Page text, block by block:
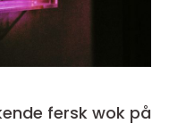
fersk wok på